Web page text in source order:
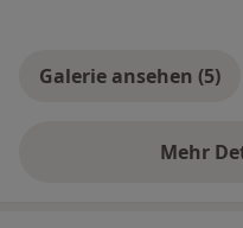
Galerie ansehen (5)
Mehr